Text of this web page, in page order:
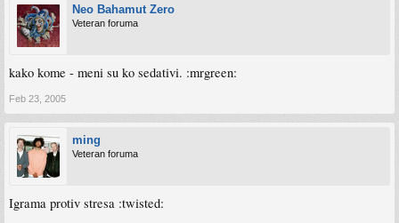
Neo Bahamut Zero
Veteran foruma
kako kome - meni su ko sedativi. :mrgreen:
Feb 23, 2005
ming
Veteran foruma
Igrama protiv stresa :twisted: